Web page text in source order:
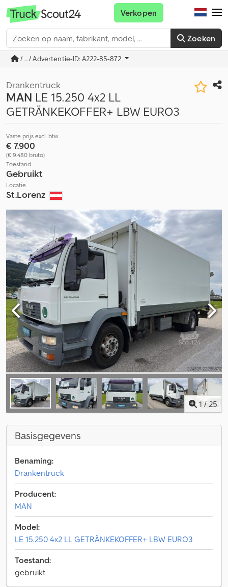
Zoeken
Verkopen
/ ... / Advertentie-ID: A222-85-872
Drankentruck
MAN LE 15.250 4x2 LL
GETRÄNKEKOFFER+ LBW EURO3
Vaste prijs excl. btw
€ 7.900
(€ 9.480 bruto)
Toestand
Gebruikt
Locatie
St.Lorenz
1 / 25
Basisgegevens
Benaming:
Drankentruck
Producent:
MAN
Model:
LE 15.250 4x2 LL GETRÄNKEKOFFER+ LBW EURO3
Toestand:
gebruikt